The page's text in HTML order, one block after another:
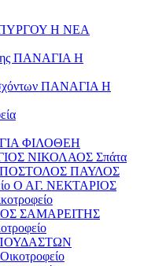
Η ΝΕΑ
ΠΑΝΑΓΙΑ Η
ΠΑΝΑΓΙΑ Η
ΦΙΛΟΘΕΗ
ΝΙΚΟΛΑΟΣ Σπάτα
ΑΠΟΣΤΟΛΟΣ ΠΑΥΛΟΣ
Ο ΑΓ. ΝΕΚΤΑΡΙΟΣ
ΣΑΜΑΡΕΙΤΗΣ